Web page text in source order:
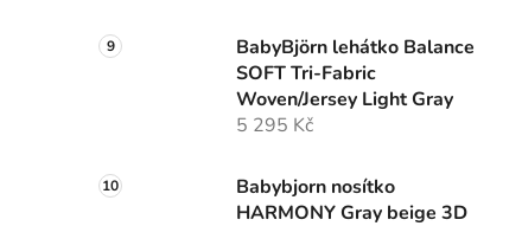
BabyBjörn lehátko Balance
SOFT Tri-Fabric
Woven/Jersey Light Gray
5 295 Kč
Babybjorn nosítko
HARMONY Gray beige 3D